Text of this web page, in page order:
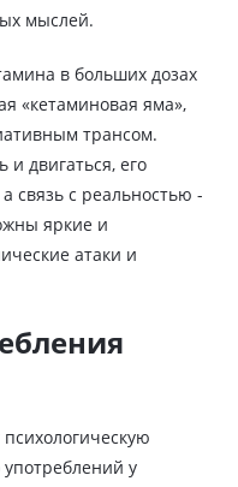
мыслей.
в больших дозах
«кетаминовая яма»,
трансом.
и двигаться, его
связь с реальностью -
яркие и
атаки и
у